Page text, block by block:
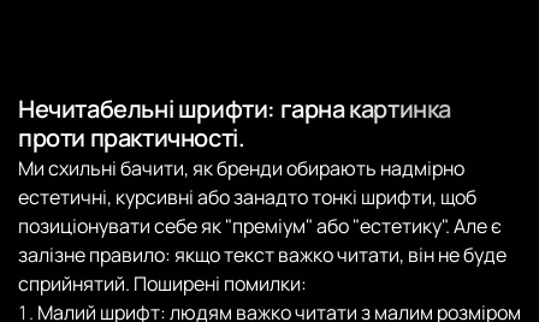
Нечитабельні шрифти: гарна картинка
проти практичності.
Ми схильні бачити, як бренди обирають надмірно
естетичні, курсивні або занадто тонкі шрифти, щоб
позиціонувати себе як "преміум" або "естетику". Але є
залізне правило: якщо текст важко читати, він не буде
сприйнятий. Поширені помилки:
Малий шрифт: людям важко читати з малим розміром